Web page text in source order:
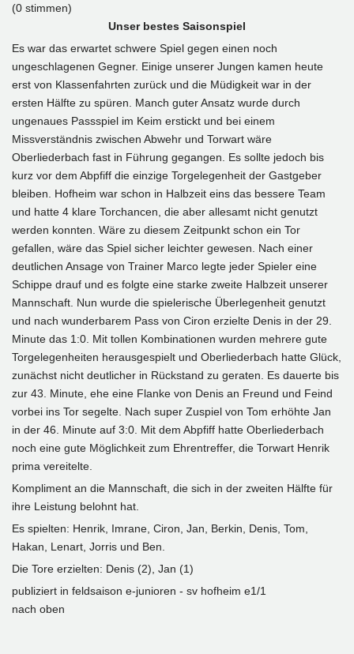
(0 stimmen)
Unser bestes Saisonspiel
Es war das erwartet schwere Spiel gegen einen noch
ungeschlagenen Gegner. Einige unserer Jungen kamen heute
erst von Klassenfahrten zurück und die Müdigkeit war in der
ersten Hälfte zu spüren. Manch guter Ansatz wurde durch
ungenaues Passspiel im Keim erstickt und bei einem
Missverständnis zwischen Abwehr und Torwart wäre
Oberliederbach fast in Führung gegangen. Es sollte jedoch bis
kurz vor dem Abpfiff die einzige Torgelegenheit der Gastgeber
bleiben. Hofheim war schon in Halbzeit eins das bessere Team
und hatte 4 klare Torchancen, die aber allesamt nicht genutzt
werden konnten. Wäre zu diesem Zeitpunkt schon ein Tor
gefallen, wäre das Spiel sicher leichter gewesen. Nach einer
deutlichen Ansage von Trainer Marco legte jeder Spieler eine
Schippe drauf und es folgte eine starke zweite Halbzeit unserer
Mannschaft. Nun wurde die spielerische Überlegenheit genutzt
und nach wunderbarem Pass von Ciron erzielte Denis in der 29.
Minute das 1:0. Mit tollen Kombinationen wurden mehrere gute
Torgelegenheiten herausgespielt und Oberliederbach hatte Glück,
zunächst nicht deutlicher in Rückstand zu geraten. Es dauerte bis
zur 43. Minute, ehe eine Flanke von Denis an Freund und Feind
vorbei ins Tor segelte. Nach super Zuspiel von Tom erhöhte Jan
in der 46. Minute auf 3:0. Mit dem Abpfiff hatte Oberliederbach
noch eine gute Möglichkeit zum Ehrentreffer, die Torwart Henrik
prima vereitelte.
Kompliment an die Mannschaft, die sich in der zweiten Hälfte für
ihre Leistung belohnt hat.
Es spielten: Henrik, Imrane, Ciron, Jan, Berkin, Denis, Tom,
Hakan, Lenart, Jorris und Ben.
Die Tore erzielten: Denis (2), Jan (1)
publiziert in feldsaison e-junioren - sv hofheim e1/​1
nach oben